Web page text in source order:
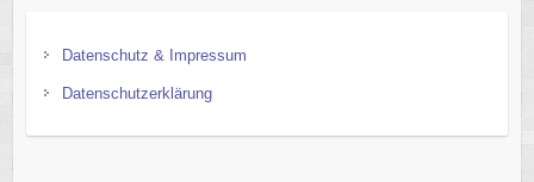
Datenschutz & Impressum
Datenschutzerklärung